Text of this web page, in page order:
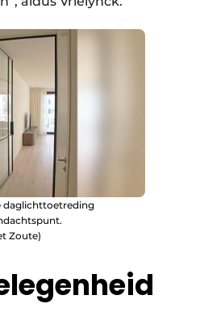
daglichttoetreding
Zoute)